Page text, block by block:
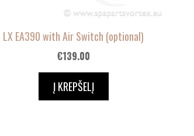
LX EA390 with Air Switch (optional)
€139.00
Į KREPŠELĮ